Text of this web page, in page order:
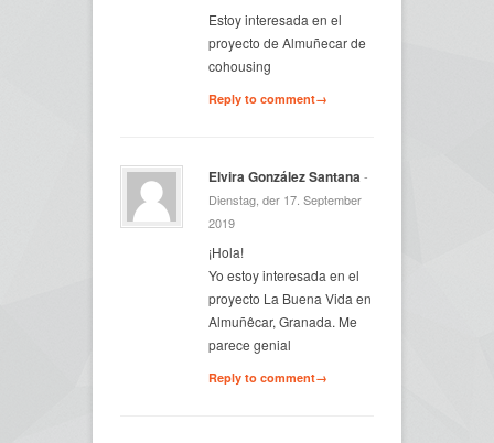
Estoy interesada en el
proyecto de Almuñecar de
cohousing
Reply to comment→
Elvira González Santana-
Dienstag, der 17. September
2019
¡Hola!
Yo estoy interesada en el
proyecto La Buena Vida en
Almuñêcar, Granada. Me
parece genial
Reply to comment→